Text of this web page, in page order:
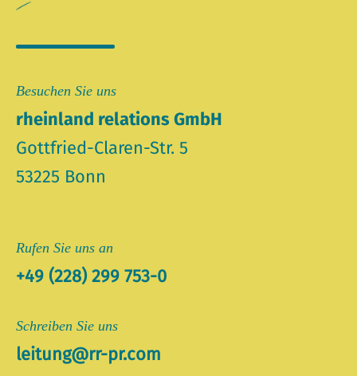
Besuchen Sie uns
rheinland relations GmbH
Gottfried-Claren-Str. 5
53225 Bonn
Rufen Sie uns an
+49 (228) 299 753-0
Schreiben Sie uns
leitung@rr-pr.com